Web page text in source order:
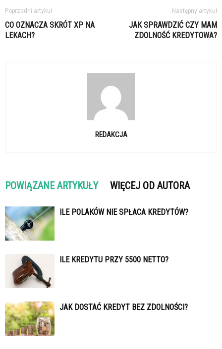
Poprzedni artykuł
CO OZNACZA SKRÓT XP NA
LEKACH?
Następny artykuł
JAK SPRAWDZIĆ CZY MAM
ZDOLNOŚĆ KREDYTOWA?
REDAKCJA
POWIĄZANE ARTYKUŁY WIĘCEJ OD AUTORA
ILE POLAKÓW NIE SPŁACA KREDYTÓW?
ILE KREDYTU PRZY 5500 NETTO?
JAK DOSTAĆ KREDYT BEZ ZDOLNOŚCI?